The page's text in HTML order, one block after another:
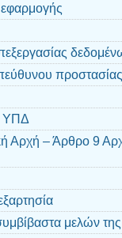
ΥΠΔ
Αρχή – Άρθρο 9
μελών